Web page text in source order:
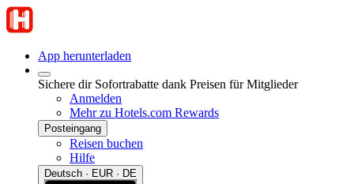
App herunterladen
Sichere dir Sofortrabatte dank Preisen für Mitglieder
Anmelden
Mehr zu Hotels.com Rewards
Posteingang
Reisen buchen
Hilfe
Deutsch · EUR · DE